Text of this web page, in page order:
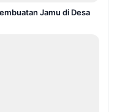
Jamu di Desa